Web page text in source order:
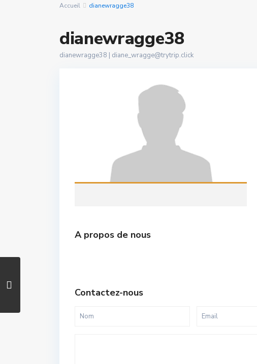
Accueil dianewragge38
dianewragge38
dianewragge38 | diane_wragge@trytrip.click
A propos de nous
Contactez-nous